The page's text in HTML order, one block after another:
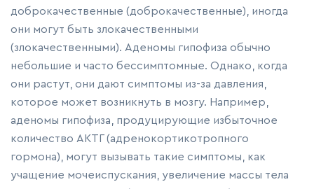
доброкачественные (доброкачественные), иногда
они могут быть злокачественными
(злокачественными). Аденомы гипофиза обычно
небольшие и часто бессимптомные. Однако, когда
они растут, они дают симптомы из-за давления,
которое может возникнуть в мозгу. Например,
аденомы гипофиза, продуцирующие избыточное
количество АКТГ (адренокортикотропного
гормона), могут вызывать такие симптомы, как
учащение мочеиспускания, увеличение массы тела